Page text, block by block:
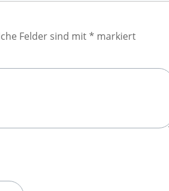
Felder sind mit* markiert